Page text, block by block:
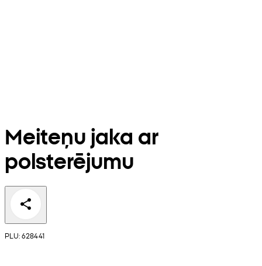
Meiteņu jaka ar
polsterējumu
PLU: 628441